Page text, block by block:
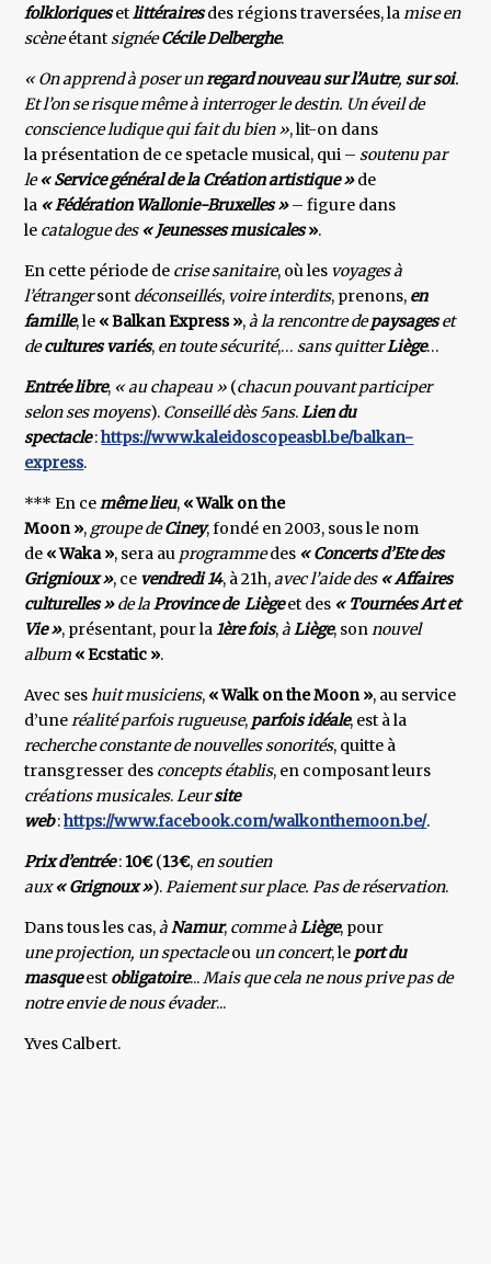
folkloriquesetlittérairesdes régions traversées, lamise en
scèneétantsignéeCécile Delberghe.
« On apprend à poser unregard nouveau sur l’Autre, sur soi.
Et l’on se risque même à interroger le destin. Un éveil de
conscience ludique qui fait du bien », lit-on dans
la présentation de ce spetacle musical, qui – soutenu par
le« Service général de la Création artistique »de
la « Fédération Wallonie-Bruxelles »– figure dans
le catalogue des « Jeunesses musicales».
En cette période de crise sanitaire, où les voyages à
l’étrangersont déconseillés, voire interdits, prenons, en
famille, le « Balkan Express »,à la rencontre depaysageset
decultures variés, en toute sécurité,…sans quitterLiège…
Entrée libre, « au chapeau » (chacun pouvant participer
selon ses moyens). Conseillé dès 5ans.Lien du
spectacle:https://www.kaleidoscopeasbl.be/balkan-
express.
*** En cemême lieu, « Walk on the
Moon », groupe deCiney, fondé en 2003, sous le nom
de « Waka », sera au programmedes « Concerts d’Ete des
Grignioux », ce vendredi 14, à 21h,avec l’aide des « Affaires
culturelles »de laProvince de Liègeet des « Tournées Art et
Vie », présentant, pour la 1ère fois,àLiège, sonnouvel
album « Ecstatic ».
Avec seshuit musiciens, « Walk on the Moon », au service
d’uneréalité parfois rugueuse, parfois idéale, est à la
recherche constante de nouvelles sonorités, quitte à
transgresser des concepts établis, en composant leurs
créations musicales.Leursite
web:https://www.facebook.com/walkonthemoon.be/.
Prix d’entrée:10€ (13€, en soutien
aux« Grignoux »).Paiement sur place. Pas de réservation.
Dans tous les cas,àNamur, comme àLiège, pour
une projection, un spectacleou un concert, le port du
masqueest obligatoire...Mais que cela ne nous prive pas de
notre envie de nous évader...
Yves Calbert.